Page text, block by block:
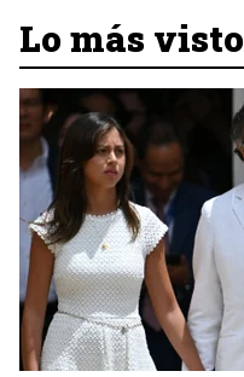
Lo más visto